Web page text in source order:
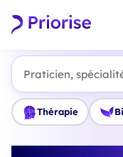
Praticien,
Thérapie